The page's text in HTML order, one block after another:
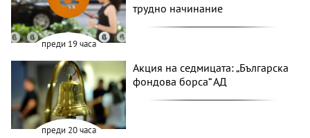
преди 19 часа
трудно начинание
преди 20 часа
Акция на седмицата: „Българска
фондова борса“ АД